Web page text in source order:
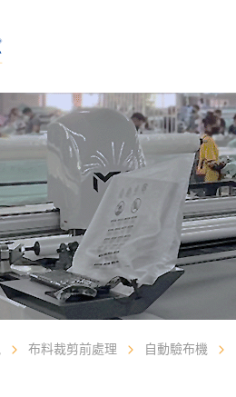
布料裁剪前處理 自動驗布機